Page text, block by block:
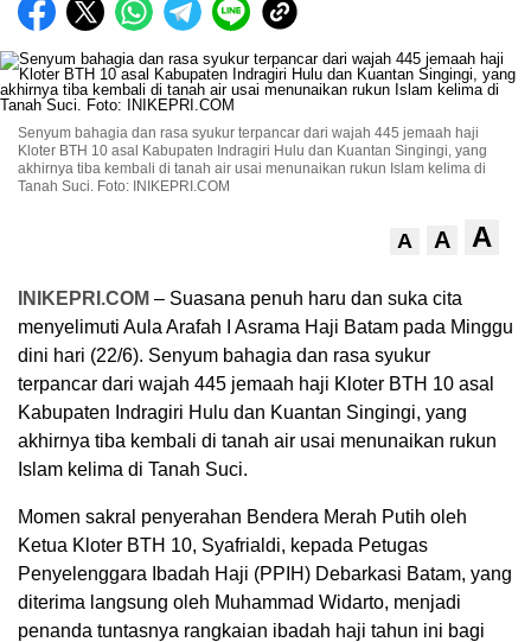
Senyum bahagia dan rasa syukur terpancar dari wajah 445 jemaah haji
Kloter BTH 10 asal Kabupaten Indragiri Hulu dan Kuantan Singingi, yang
akhirnya tiba kembali di tanah air usai menunaikan rukun Islam kelima di
Tanah Suci. Foto: INIKEPRI.COM
A A A
INIKEPRI.COM – Suasana penuh haru dan suka cita
menyelimuti Aula Arafah I Asrama Haji Batam pada Minggu
dini hari (22/6). Senyum bahagia dan rasa syukur
terpancar dari wajah 445 jemaah haji Kloter BTH 10 asal
Kabupaten Indragiri Hulu dan Kuantan Singingi, yang
akhirnya tiba kembali di tanah air usai menunaikan rukun
Islam kelima di Tanah Suci.
Momen sakral penyerahan Bendera Merah Putih oleh
Ketua Kloter BTH 10, Syafrialdi, kepada Petugas
Penyelenggara Ibadah Haji (PPIH) Debarkasi Batam, yang
diterima langsung oleh Muhammad Widarto, menjadi
penanda tuntasnya rangkaian ibadah haji tahun ini bagi